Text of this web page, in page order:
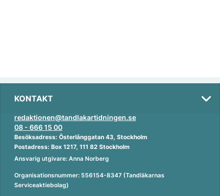
KONTAKT
redaktionen@tandlakartidningen.se
08 - 666 15 00
Besöksadress: Österlånggatan 43, Stockholm
Postadress: Box 1217, 111 82 Stockholm
Ansvarig utgivare: Anna Norberg
Organisationsnummer: 556154-8347 (Tandläkarnas
Serviceaktiebolag)